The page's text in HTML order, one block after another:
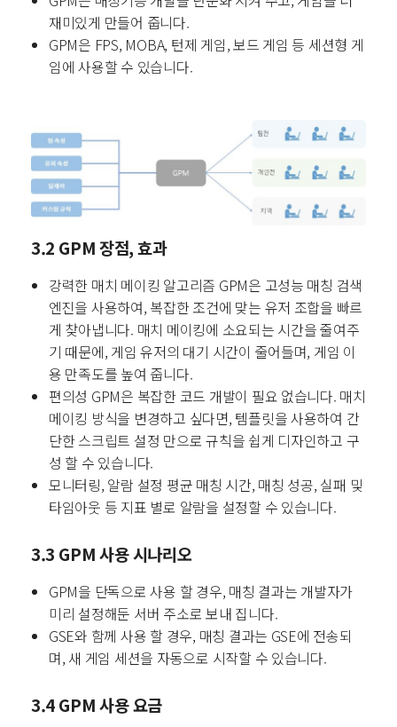
재미있게 만들어 줍니다.
GPM은 FPS, MOBA, 턴제 게임, 보드 게임 등 세션형 게
임에 사용할 수 있습니다.
3.2 GPM 장점, 효과
강력한 매치 메이킹 알고리즘 GPM은 고성능 매칭 검색
엔진을 사용하여, 복잡한 조건에 맞는 유저 조합을 빠르
게 찾아냅니다. 매치 메이킹에 소요되는 시간을 줄여주
기 때문에, 게임 유저의 대기 시간이 줄어들며, 게임 이
용 만족도를 높여 줍니다.
편의성 GPM은 복잡한 코드 개발이 필요 없습니다. 매치
메이킹 방식을 변경하고 싶다면, 템플릿을 사용하여 간
단한 스크립트 설정 만으로 규칙을 쉽게 디자인하고 구
성 할 수 있습니다.
모니터링, 알람 설정 평균 매칭 시간, 매칭 성공, 실패 및
타임아웃 등 지표 별로 알람을 설정할 수 있습니다.
3.3 GPM 사용 시나리오
GPM을 단독으로 사용 할 경우, 매칭 결과는 개발자가
미리 설정해둔 서버 주소로 보내 집니다.
GSE와 함께 사용 할 경우, 매칭 결과는 GSE에 전송되
며, 새 게임 세션을 자동으로 시작할 수 있습니다.
3.4 GPM 사용 요금